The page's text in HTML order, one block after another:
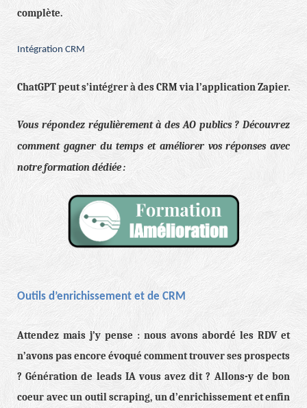
complète.
Intégration CRM
ChatGPT peut s’intégrer à des CRM via l’application Zapier.
Vous répondez régulièrement à des AO publics ? Découvrez
comment gagner du temps et améliorer vos réponses avec
notre formation dédiée :
Outils d’enrichissement et de CRM
Attendez mais j’y pense : nous avons abordé les RDV et
n’avons pas encore évoqué comment trouver ses prospects
? Génération de leads IA vous avez dit ? Allons-y de bon
coeur avec un outil scraping, un d’enrichissement et enfin